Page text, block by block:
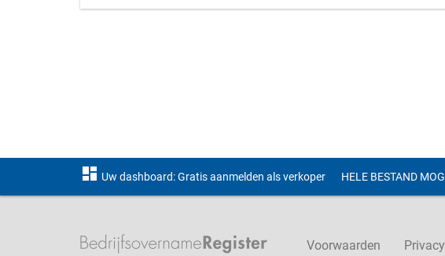
dashboard Uw dashboard: Gratis aanmelden als verkoper HELE BESTAND
Voorwaarden Privacy